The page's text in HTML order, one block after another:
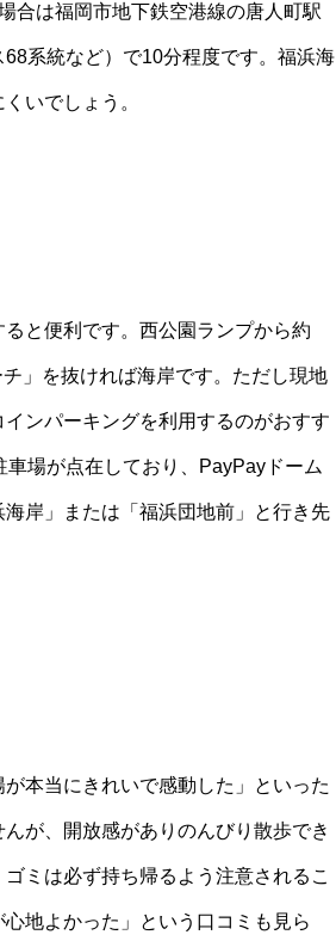
合は福岡市地下鉄空港線の唐人町駅
系統など）で10分程度です。福浜海
いでしょう。
と便利です。西公園ランプから約
」を抜ければ海岸です。ただし現地
ンパーキングを利用するのがおすす
場が点在しており、PayPayドーム
岸」または「福浜団地前」と行き先
本当にきれいで感動した」といった
が、開放感がありのんびり散歩でき
ミは必ず持ち帰るよう注意されるこ
地よかった」という口コミも見ら